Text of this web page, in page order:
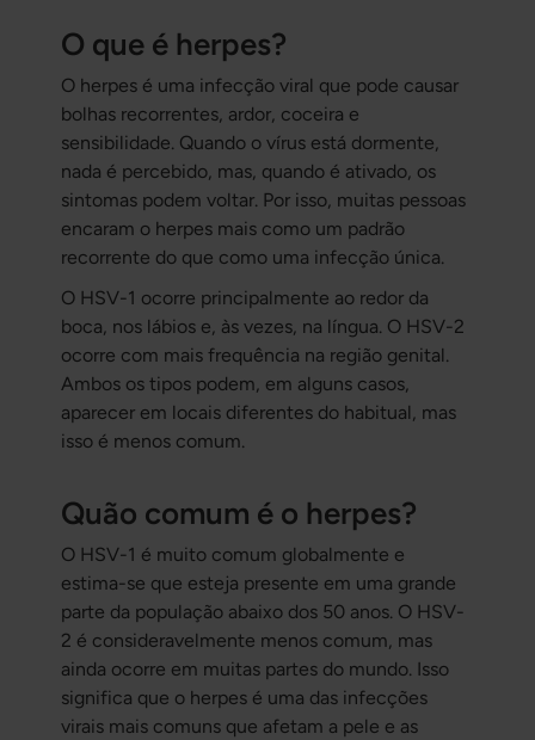
O que é herpes?
O herpes é uma infecção viral que pode causar
bolhas recorrentes, ardor, coceira e
sensibilidade. Quando o vírus está dormente,
nada é percebido, mas, quando é ativado, os
sintomas podem voltar. Por isso, muitas pessoas
encaram o herpes mais como um padrão
recorrente do que como uma infecção única.
O HSV-1 ocorre principalmente ao redor da
boca, nos lábios e, às vezes, na língua. O HSV-2
ocorre com mais frequência na região genital.
Ambos os tipos podem, em alguns casos,
aparecer em locais diferentes do habitual, mas
isso é menos comum.
Quão comum é o herpes?
O HSV-1 é muito comum globalmente e
estima-se que esteja presente em uma grande
parte da população abaixo dos 50 anos. O HSV-
2 é consideravelmente menos comum, mas
ainda ocorre em muitas partes do mundo. Isso
significa que o herpes é uma das infecções
virais mais comuns que afetam a pele e as